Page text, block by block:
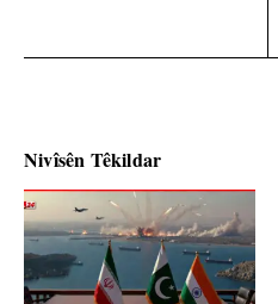
Nivîsên Têkildar